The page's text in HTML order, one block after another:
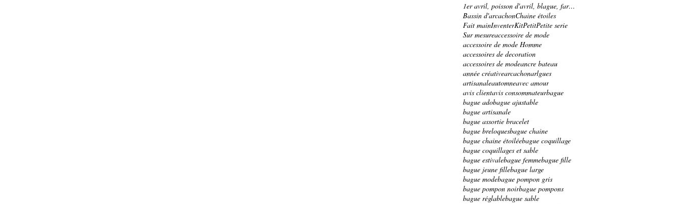
1er avril, poisson d'avril, blague, farce, bracele
Bassin d'arcachonChaine étoiles
Fait mainInventerKitPetitPetite serie
Sur mesureaccessoire de mode
accessoire de mode Homme
accessoires de decoration
accessoires de modeancre bateau
année créativearcachonarlgues
artisanaleautomneavec amour
avis clientavis consommateurbague
bague adobague ajustable
bague artisanale
bague assortie bracelet
bague breloquesbague chaine
bague chaine étoiléebague coquillage
bague coquillages et sable
bague estivalebague femmebague fille
bague jeune fillebague large
bague modebague pompon gris
bague pompon noirbague pompons
bague réglablebague sable